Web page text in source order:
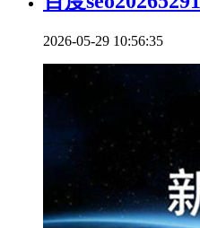
2026-05-29 10:56:35